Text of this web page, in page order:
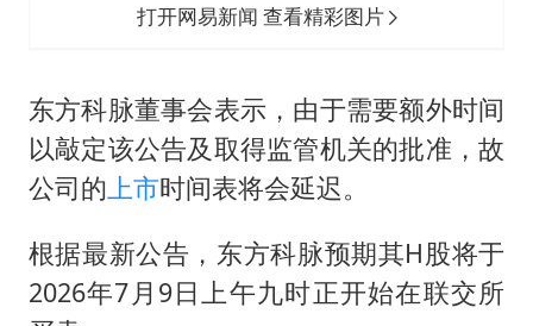
打开网易新闻 查看精彩图片
东方科脉董事会表示，由于需要额外时间
以敲定该公告及取得监管机关的批准，故
公司的上市时间表将会延迟。
根据最新公告，东方科脉预期其H股将于
2026年7月9日上午九时正开始在联交所